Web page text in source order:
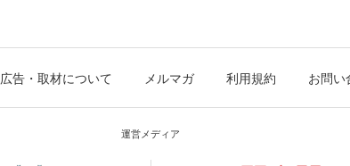
広告・取材について メルマガ 利用規約 お問い
運営メディア